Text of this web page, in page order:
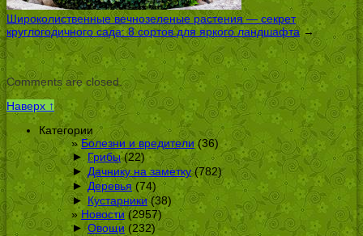
Широколиственные вечнозеленые растения — секрет
круглогодичного сада: 8 сортов для яркого ландшафта→
Comments are closed.
Наверх ↑
Категории
Болезни и вредители(36)
► Грибы(22)
► Дачнику на заметку(782)
► Деревья (74)
► Кустарники(38)
Новости(2957)
► Овощи(232)